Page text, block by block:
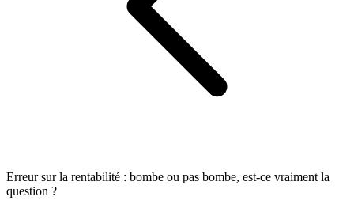
Erreur sur la rentabilité : bombe ou pas bombe, est-ce vraiment la
question ?